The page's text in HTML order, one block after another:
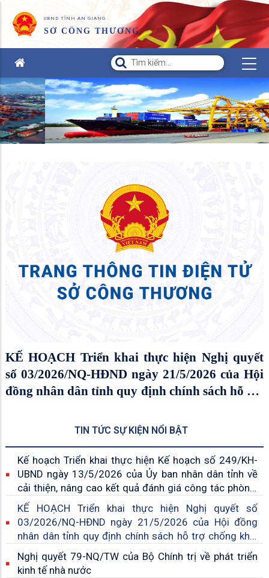
UBND TỈNH AN GIANG
SỞ CÔNG THƯƠNG
KẾ HOẠCH Triển khai thực hiện Nghị quyết
số 03/2026/NQ-HĐND ngày 21/5/2026 của Hội
đồng nhân dân tỉnh quy định chính sách hỗ trợ
báo cáo, không theo quy định (IUU) trên địa
TIN TỨC SỰ KIỆN NỔI BẬT
Kế hoạch Triển khai thực hiện Kế hoạch số 249/KH-
UBND ngày 13/5/2026 của Ủy ban nhân dân tỉnh về
cải thiện, nâng cao kết quả đánh giá công tác phòng,
chống tham nhũng cấp tỉnh
KẾ HOẠCH Triển khai thực hiện Nghị quyết số
03/2026/NQ-HĐND ngày 21/5/2026 của Hội đồng
nhân dân tỉnh quy định chính sách hỗ trợ chống khai
thác hải sản bất hợp pháp, không báo cáo, không theo
quy định (IUU) trên địa bàn tỉnh An Giang
Nghị quyết 79-NQ/TW của Bộ Chính trị về phát triển
kinh tế nhà nước